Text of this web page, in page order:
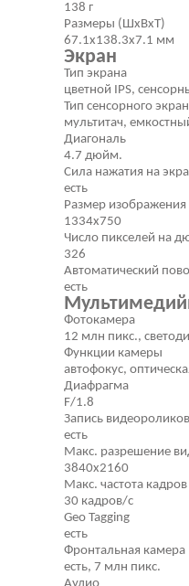
138 г
Размеры (ШxВxТ)
67.1x138.3x7.1 мм
Экран
Тип экрана
цветной IPS,
Тип сенсорного
мультитач,
Диагональ
4.7 дюйм.
Сила нажатия на
есть
Размер изображения
1334x750
Число пикселей на
326
Автоматический
есть
Фотокамера
12 млн пикс.,
Функции камеры
автофокус,
Диафрагма
F/1.8
Запись видеороликов
есть
Макс. разрешение
3840x2160
Макс. частота
30 кадров/с
Geo Tagging
есть
Фронтальная камера
есть, 7 млн пикс.